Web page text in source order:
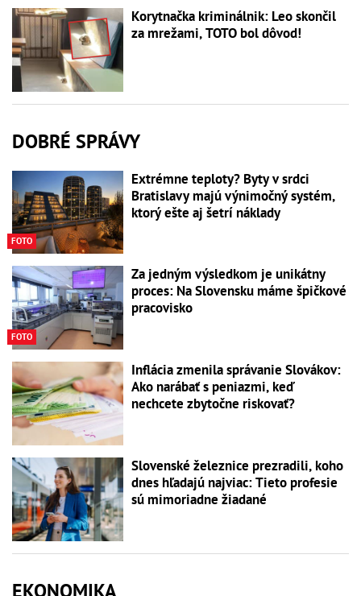
Korytnačka kriminálnik: Leo skončil
za mrežami, TOTO bol dôvod!
DOBRÉ SPRÁVY
FOTO
Extrémne teploty? Byty v srdci
Bratislavy majú výnimočný systém,
ktorý ešte aj šetrí náklady
FOTO
Za jedným výsledkom je unikátny
proces: Na Slovensku máme špičkové
pracovisko
Inflácia zmenila správanie Slovákov:
Ako narábať s peniazmi, keď
nechcete zbytočne riskovať?
Slovenské železnice prezradili, koho
dnes hľadajú najviac: Tieto profesie
sú mimoriadne žiadané
EKONOMIKA